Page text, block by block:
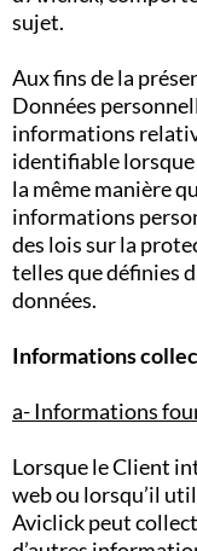
sujet.
Aux fins de la
Données
informations
identifiable
la même manière
informations
des lois sur la
telles que définies
données.
Informations
a- Informations
Lorsque le Client
web ou lorsqu’il
Aviclick peut